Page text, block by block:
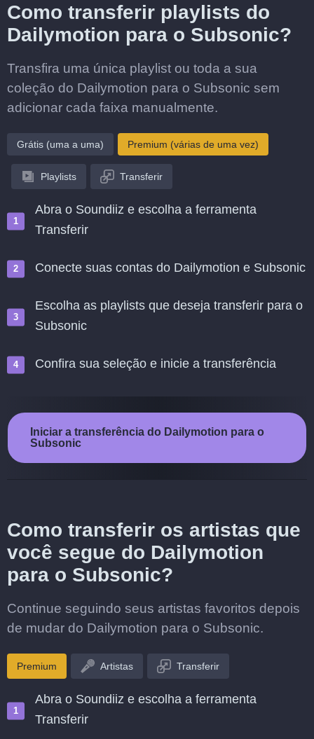
Como transferir playlists do
Dailymotion para o Subsonic?
Transfira uma única playlist ou toda a sua
coleção do Dailymotion para o Subsonic sem
adicionar cada faixa manualmente.
Grátis (uma a uma) Premium (várias de uma vez)
Playlists Transferir
Abra o Soundiiz e escolha a ferramenta
Transferir
Conecte suas contas do Dailymotion e Subsonic
Escolha as playlists que deseja transferir para o
Subsonic
Confira sua seleção e inicie a transferência
Iniciar a transferência do Dailymotion para o
Subsonic
Como transferir os artistas que
você segue do Dailymotion
para o Subsonic?
Continue seguindo seus artistas favoritos depois
de mudar do Dailymotion para o Subsonic.
Premium Artistas Transferir
Abra o Soundiiz e escolha a ferramenta
Transferir